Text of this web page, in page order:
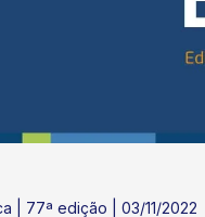
| 77ª edição | 03/11/2022